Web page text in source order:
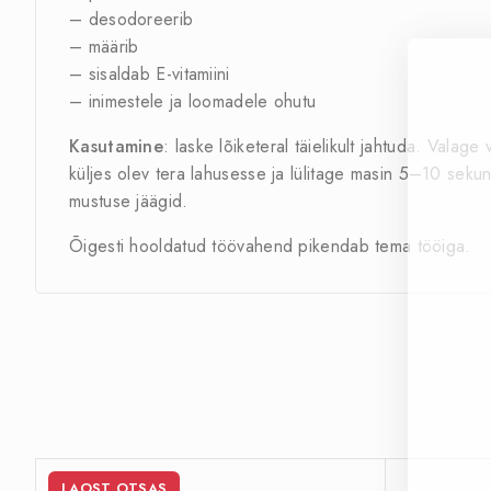
– desodoreerib
– määrib
– sisaldab E-vitamiini
– inimestele ja loomadele ohutu
Kasutamine: laske lõiketeral täielikult jahtuda. Valage
küljes olev tera lahusesse ja lülitage masin 5–10
mustuse jäägid.
Õigesti hooldatud töövahend pikendab tema tööiga.